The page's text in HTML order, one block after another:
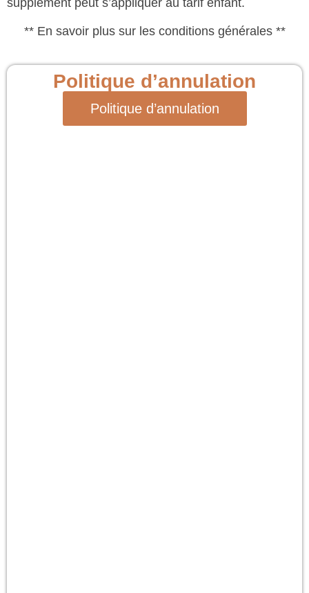
** En savoir plus sur les conditions générales **
Politique d’annulation
Politique d’annulation